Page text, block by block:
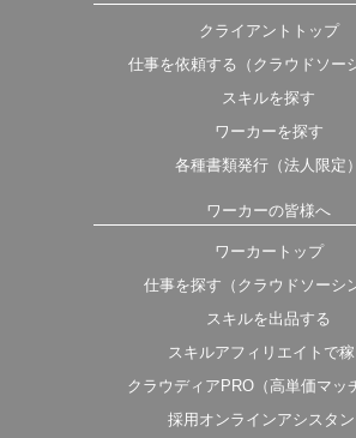
クライアントトップ
仕事を依頼する（クラウドソー
スキルを探す
ワーカーを探す
各種書類発行（法人限定）
ワーカーの皆様へ
ワーカートップ
仕事を探す（クラウドソーシ
スキルを出品する
スキルアフィリエイトで
クラウディアPRO（高単価マッ
採用オンラインアシスタン